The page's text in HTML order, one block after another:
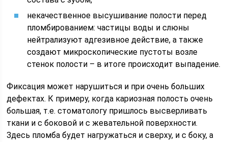
некачественное высушивание полости перед
пломбированием: частицы воды и слюны
нейтрализуют адгезивное действие, а также
создают микроскопические пустоты возле
стенок полости – в итоге происходит выпадение.
Фиксация может нарушиться и при очень больших
дефектах. К примеру, когда кариозная полость очень
большая, т.е. стоматологу пришлось высверливать
ткани и с боковой и с жевательной поверхности.
Здесь пломба будет нагружаться и сверху, и с боку, а